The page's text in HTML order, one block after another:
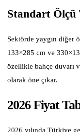
Standart Ölçü
Sektörde yaygın diğer
133×285 cm ve
özellikle bahçe duvarı
olarak öne çıkar.
2026 Fiyat
2026 yılında Türkiye